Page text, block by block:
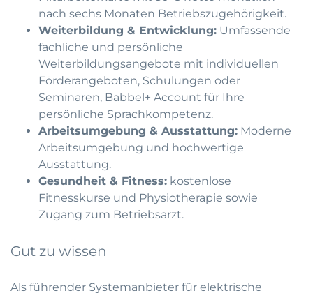
nach sechs Monaten Betriebszugehörigkeit.
Weiterbildung & Entwicklung: Umfassende
fachliche und persönliche
Weiterbildungsangebote mit individuellen
Förderangeboten, Schulungen oder
Seminaren, Babbel+ Account für Ihre
persönliche Sprachkompetenz.
Arbeitsumgebung & Ausstattung: Moderne
Arbeitsumgebung und hochwertige
Ausstattung.
Gesundheit & Fitness: kostenlose
Fitnesskurse und Physiotherapie sowie
Zugang zum Betriebsarzt.
Gut zu wissen
Als führender Systemanbieter für elektrische